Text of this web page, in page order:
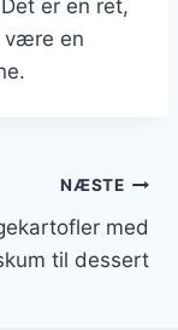
er en ret,
være en
NÆSTE
med
til dessert